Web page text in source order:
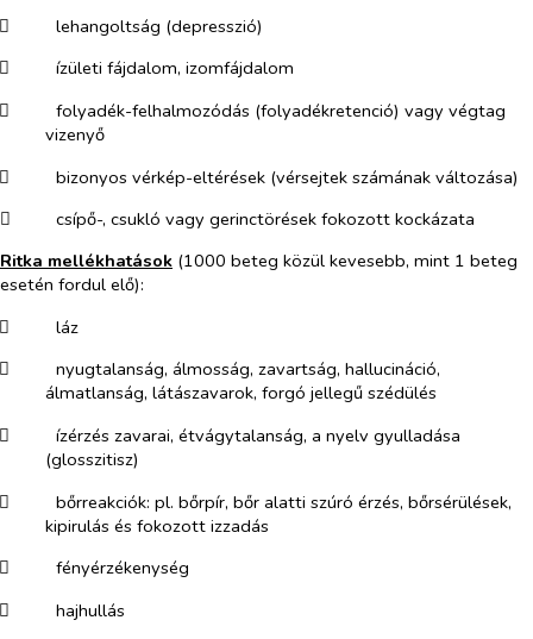
​
lehangoltság (depresszió)
​
ízületi fájdalom, izomfájdalom
​
folyadék-felhalmozódás (folyadékretenció) vagy végtag
vizenyő
​
bizonyos vérkép-eltérések (vérsejtek számának változása)
​
csípő-, csukló vagy gerinctörések fokozott kockázata
Ritka mellékhatások (1000 beteg közül kevesebb, mint 1 beteg
esetén fordul elő):
​
láz
​
nyugtalanság, álmosság, zavartság, hallucináció,
álmatlanság, látászavarok, forgó jellegű szédülés
​
ízérzés zavarai, étvágytalanság, a nyelv gyulladása
(glosszitisz)
​
bőrreakciók: pl. bőrpír, bőr alatti szúró érzés, bőrsérülések,
kipirulás és fokozott izzadás
​
fényérzékenység
​
hajhullás